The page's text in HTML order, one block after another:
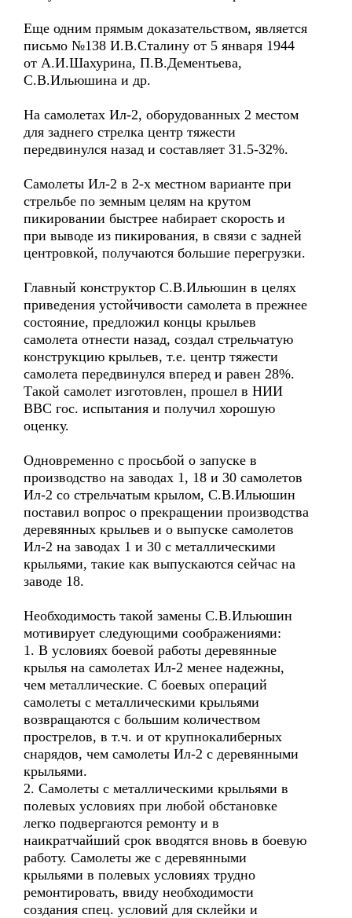
Еще одним прямым доказательством, является
письмо №138 И.В.Сталину от 5 января 1944
от А.И.Шахурина, П.В.Дементьева,
С.В.Ильюшина и др.
На самолетах Ил-2, оборудованных 2 местом
для заднего стрелка центр тяжести
передвинулся назад и составляет 31.5-32%.
Самолеты Ил-2 в 2-х местном варианте при
стрельбе по земным целям на крутом
пикировании быстрее набирает скорость и
при выводе из пикирования, в связи с задней
центровкой, получаются большие перегрузки.
Главный конструктор С.В.Ильюшин в целях
приведения устойчивости самолета в прежнее
состояние, предложил концы крыльев
самолета отнести назад, создал стрельчатую
конструкцию крыльев, т.е. центр тяжести
самолета передвинулся вперед и равен 28%.
Такой самолет изготовлен, прошел в НИИ
ВВС гос. испытания и получил хорошую
оценку.
Одновременно с просьбой о запуске в
производство на заводах 1, 18 и 30 самолетов
Ил-2 со стрельчатым крылом, С.В.Ильюшин
поставил вопрос о прекращении производства
деревянных крыльев и о выпуске самолетов
Ил-2 на заводах 1 и 30 с металлическими
крыльями, такие как выпускаются сейчас на
заводе 18.
Необходимость такой замены С.В.Ильюшин
мотивирует следующими соображениями:
1. В условиях боевой работы деревянные
крылья на самолетах Ил-2 менее надежны,
чем металлические. С боевых операций
самолеты с металлическими крыльями
возвращаются с большим количеством
прострелов, в т.ч. и от крупнокалиберных
снарядов, чем самолеты Ил-2 с деревянными
крыльями.
2. Самолеты с металлическими крыльями в
полевых условиях при любой обстановке
легко подвергаются ремонту и в
наикратчайший срок вводятся вновь в боевую
работу. Самолеты же с деревянными
крыльями в полевых условиях трудно
ремонтировать, ввиду необходимости
создания спец. условий для склейки и